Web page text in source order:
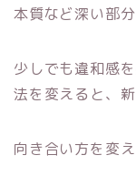
本質など深い部
少しでも違和感
法を変えると、
向き合い方を変